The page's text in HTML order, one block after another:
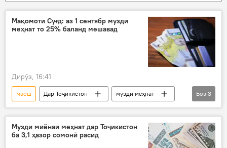
Мақомоти Суғд: аз 1 сентябр музди
меҳнат то 25% баланд мешавад
Дирӯз, 16:41
маош Дар Тоҷикистон
музди меҳнат
Суғд
молия болоравии маош
Боз 3
Музди миёнаи меҳнат дар Тоҷикистон
ба 3,1 ҳазор сомонӣ расид